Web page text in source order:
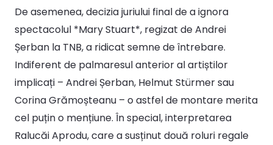
De asemenea, decizia juriului final de a ignora
spectacolul *Mary Stuart*, regizat de Andrei
Șerban la TNB, a ridicat semne de întrebare.
Indiferent de palmaresul anterior al artiștilor
implicați – Andrei Șerban, Helmut Stürmer sau
Corina Grămoșteanu – o astfel de montare merita
cel puțin o mențiune. În special, interpretarea
Ralucăi Aprodu, care a susținut două roluri regale